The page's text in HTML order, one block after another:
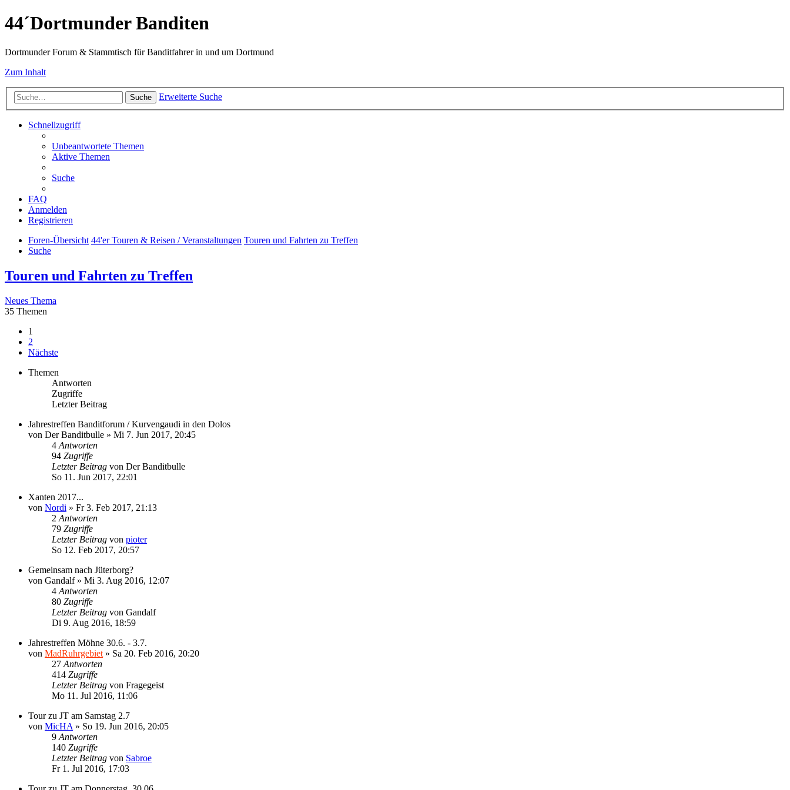
44´Dortmunder Banditen
Dortmunder Forum & Stammtisch für Banditfahrer in und um Dortmund
Zum Inhalt
Suche Erweiterte Suche
Schnellzugriff
Unbeantwortete Themen
Aktive Themen
Suche
FAQ
Anmelden
Registrieren
Foren-Übersicht 44'er Touren & Reisen / Veranstaltungen Touren und Fahrten zu Treffen
Suche
Touren und Fahrten zu Treffen
Neues Thema
35 Themen
1
2
Nächste
Themen
Antworten
Zugriffe
Letzter Beitrag
Jahrestreffen Banditforum / Kurvengaudi in den Dolos
von Der Banditbulle » Mi 7. Jun 2017, 20:45
4 Antworten
94 Zugriffe
Letzter Beitrag von Der Banditbulle
So 11. Jun 2017, 22:01
Xanten 2017...
von Nordi » Fr 3. Feb 2017, 21:13
2 Antworten
79 Zugriffe
Letzter Beitrag von pioter
So 12. Feb 2017, 20:57
Gemeinsam nach Jüterborg?
von Gandalf» Mi 3. Aug 2016, 12:07
4 Antworten
80 Zugriffe
Letzter Beitrag von Gandalf
Di 9. Aug 2016, 18:59
Jahrestreffen Möhne 30.6. - 3.7.
von MadRuhrgebiet » Sa 20. Feb 2016, 20:20
27 Antworten
414 Zugriffe
Letzter Beitrag von Fragegeist
Mo 11. Jul 2016, 11:06
Tour zu JT am Samstag 2.7
von MicHA » So 19. Jun 2016, 20:05
9 Antworten
140 Zugriffe
Letzter Beitrag von Sabroe
Fr 1. Jul 2016, 17:03